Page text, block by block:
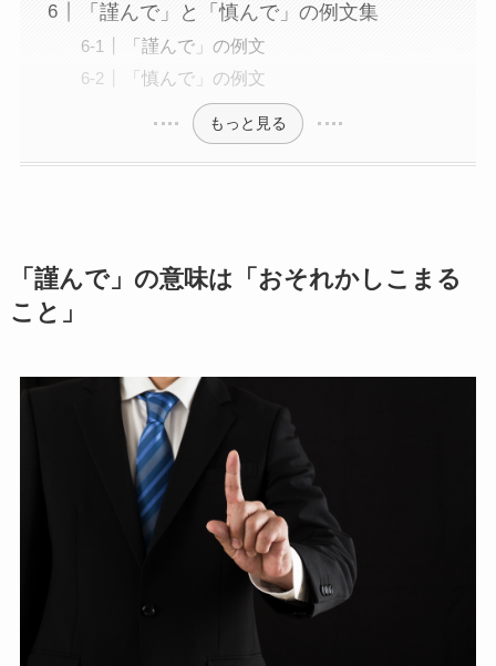
「謹んで」と「慎んで」の例文集
「謹んで」の例文
「慎んで」の例文
もっと見る
「謹んで」の意味は「おそれかしこまる
こと」